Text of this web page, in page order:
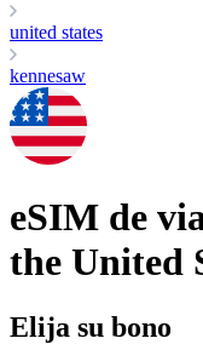
united states
kennesaw
eSIM de
the United
Elija su bono